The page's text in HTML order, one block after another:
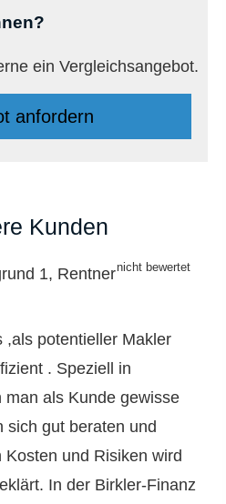
ein Vergleichsangebot.
an­for­dern
Kunden
1, Rentner
,als potentieller Makler
. Speziell in
als Kunde gewisse
sich gut beraten und
und Risiken wird
In der Birkler-Finanz